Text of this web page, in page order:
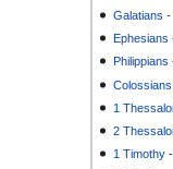
Galatians
Ephesians
Philippians
Colossians
1
2
1 Timothy